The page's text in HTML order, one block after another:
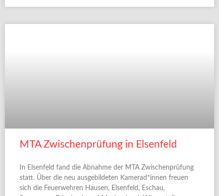
MTA Zwischenprüfung in Elsenfeld
In Elsenfeld fand die Abnahme der MTA Zwischenprüfung
statt. Über die neu ausgebildeten Kamerad*innen freuen
sich die Feuerwehren Hausen, Elsenfeld, Eschau,